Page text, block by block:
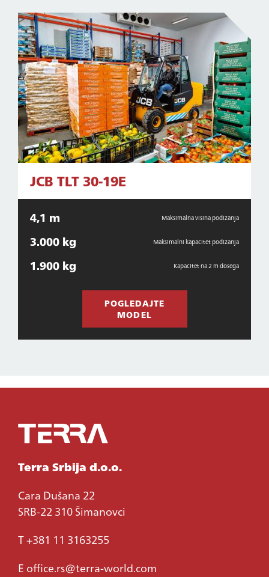
JCB TLT 30-19E
4,1 m Maksimalna visina podizanja
3.000 kg Maksimalni kapacitet podizanja
1.900 kg Kapacitet na 2 m dosega
POGLEDAJTE
MODEL
Terra Srbija d.o.o.
Cara Dušana 22
SRB-22 310 Šimanovci
T +381 11 3163255
E office.rs@terra-world.com